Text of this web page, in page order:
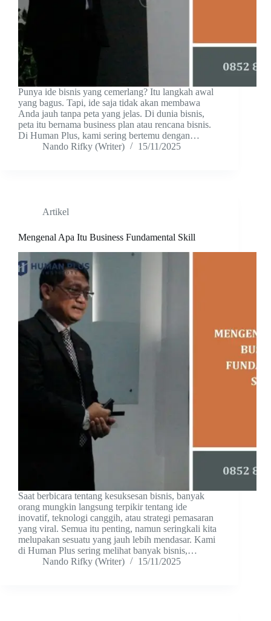
Punya ide bisnis yang cemerlang? Itu langkah awal
yang bagus. Tapi, ide saja tidak akan membawa
Anda jauh tanpa peta yang jelas. Di dunia bisnis,
peta itu bernama business plan atau rencana bisnis.
Di Human Plus, kami sering bertemu dengan…
Nando Rifky (Writer)
15/11/2025
Artikel
Mengenal Apa Itu Business Fundamental Skill
Saat berbicara tentang kesuksesan bisnis, banyak
orang mungkin langsung terpikir tentang ide
inovatif, teknologi canggih, atau strategi pemasaran
yang viral. Semua itu penting, namun seringkali kita
melupakan sesuatu yang jauh lebih mendasar. Kami
di Human Plus sering melihat banyak bisnis,…
Nando Rifky (Writer)
15/11/2025